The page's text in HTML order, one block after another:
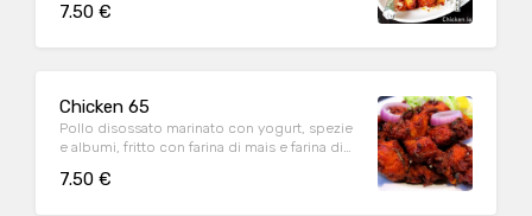
7.50 €
Chicken 65
Pollo disossato marinato con yogurt, spezie
e albumi, fritto con farina di mais e farina di
7.50 €